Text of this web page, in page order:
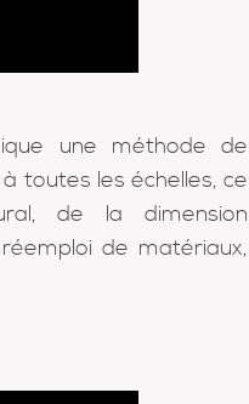
une méthode de
toutes les échelles, ce
de la dimension
de matériaux,